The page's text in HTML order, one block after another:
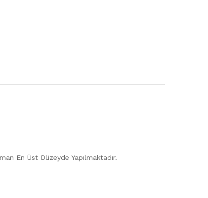
En Üst Düzeyde Yapılmaktadır.